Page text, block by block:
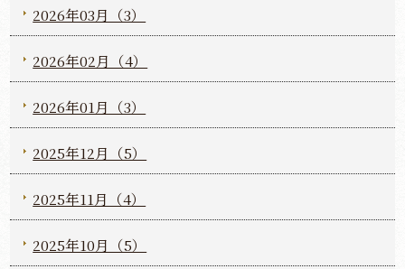
2026年03月（3）
2026年02月（4）
2026年01月（3）
2025年12月（5）
2025年11月（4）
2025年10月（5）